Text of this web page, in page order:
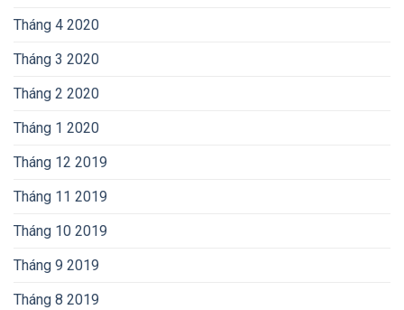
Tháng 4 2020
Tháng 3 2020
Tháng 2 2020
Tháng 1 2020
Tháng 12 2019
Tháng 11 2019
Tháng 10 2019
Tháng 9 2019
Tháng 8 2019